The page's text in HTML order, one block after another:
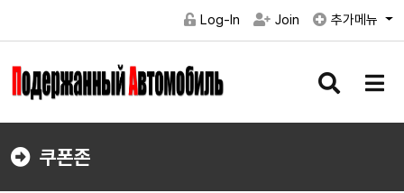
Log-In Join 추가메뉴
검
버
메
버
쿠폰존